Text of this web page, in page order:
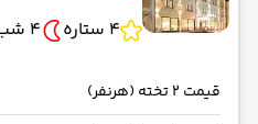
4 ستاره
4 شب
قیمت 2 تخته (هرنفر)